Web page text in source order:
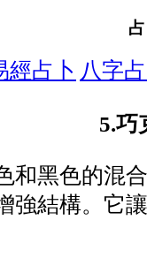
經占卜 八字
5.巧
和黑色的混
強結構。它